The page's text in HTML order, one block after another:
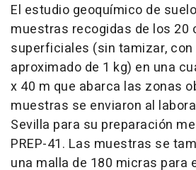
El estudio geoquímico de
muestras recogidas de los 20
superficiales (sin tamizar, con
aproximado de 1 kg) en una
x 40 m que abarca las zonas
muestras se enviaron al
Sevilla para su preparación
PREP-41. Las muestras se
una malla de 180 micras para